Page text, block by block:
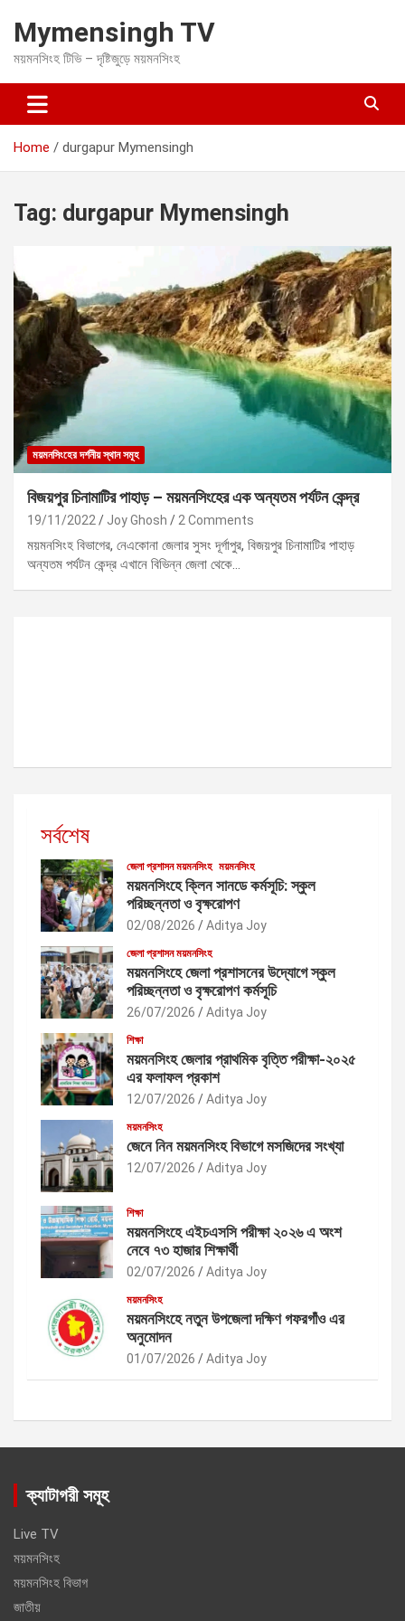
t
c
Mymensingh TV
ময়মনসিংহ টিভি – দৃষ্টিজুড়ে ময়মনসিংহ
Home durgapur Mymensingh
Tag: durgapur Mymensingh
ময়মনসিংহের দর্শনীয় স্থান সমূহ
বিজয়পুর চিনামাটির পাহাড় – ময়মনসিংহের এক অন্যতম পর্যটন কেন্দ্র
19/11/2022 Joy Ghosh 2 Comments
ময়মনসিংহ বিভাগের, নেএকোনা জেলার সুসং দূর্গাপুর, বিজয়পুর চিনামাটির পাহাড়
অন্যতম পর্যটন কেন্দ্র এখানে বিভিন্ন জেলা থেকে…
সর্বশেষ
জেলা প্রশাসন ময়মনসিংহ ময়মনসিংহ
ময়মনসিংহে ক্লিন সানডে কর্মসূচি: স্কুল
পরিচ্ছন্নতা ও বৃক্ষরোপণ
02/08/2026 Aditya Joy
জেলা প্রশাসন ময়মনসিংহ
ময়মনসিংহে জেলা প্রশাসনের উদ্যোগে স্কুল
পরিচ্ছন্নতা ও বৃক্ষরোপণ কর্মসূচি
26/07/2026 Aditya Joy
শিক্ষা
ময়মনসিংহ জেলার প্রাথমিক বৃত্তি পরীক্ষা-২০২৫
এর ফলাফল প্রকাশ
12/07/2026 Aditya Joy
ময়মনসিংহ
জেনে নিন ময়মনসিংহ বিভাগে মসজিদের সংখ্যা
12/07/2026 Aditya Joy
শিক্ষা
ময়মনসিংহে এইচএসসি পরীক্ষা ২০২৬ এ অংশ
নেবে ৭৩ হাজার শিক্ষার্থী
02/07/2026 Aditya Joy
ময়মনসিংহ
ময়মনসিংহে নতুন উপজেলা দক্ষিণ গফরগাঁও এর
অনুমোদন
01/07/2026 Aditya Joy
ক্যাটাগরী সমূহ
Live TV
ময়মনসিংহ
ময়মনসিংহ বিভাগ
জাতীয়